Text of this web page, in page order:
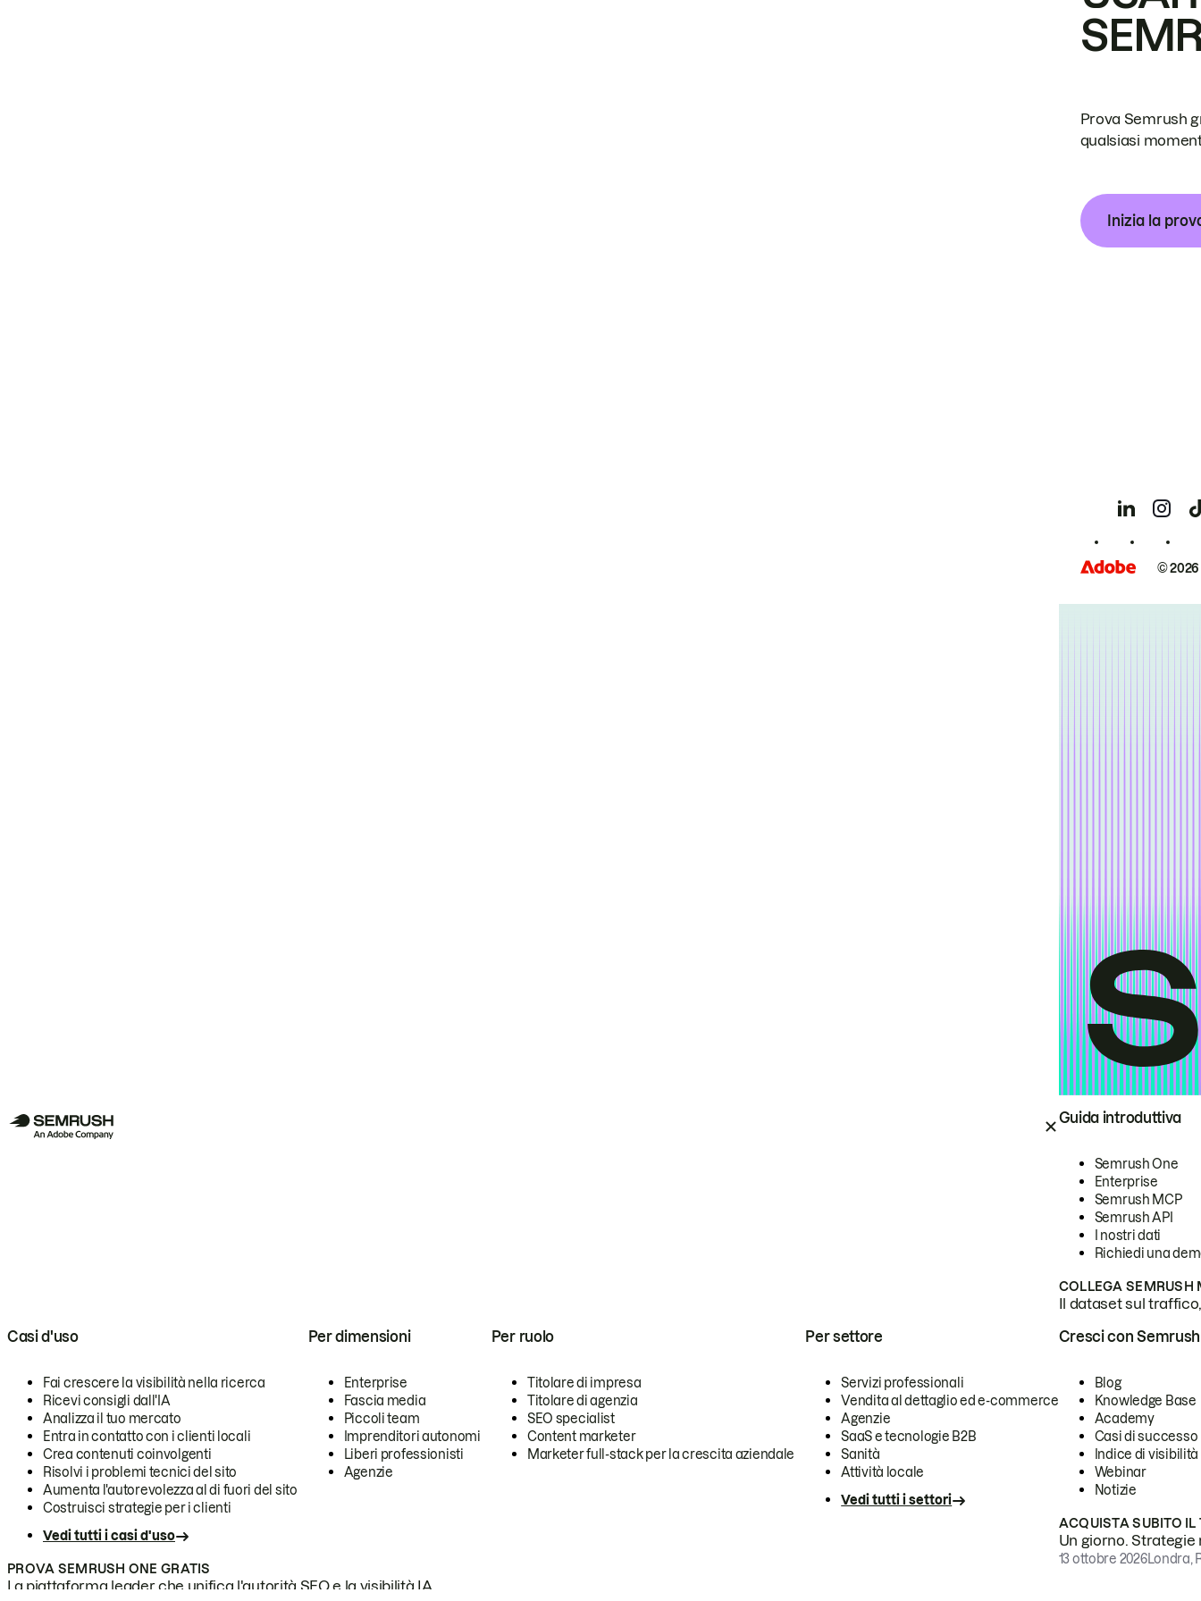
Guida introduttiva
Semrush One
Enterprise
Semrush MCP
Semrush API
I nostri dati
Richiedi una
COLLEGA SEMRUSH
Il dataset sul
Casi d'uso
Fai crescere la visibilità nella ricerca
Ricevi consigli dall'IA
Analizza il tuo mercato
Entra in contatto con i clienti locali
Crea contenuti coinvolgenti
Risolvi i problemi tecnici del sito
Aumenta l'autorevolezza al di fuori del sito
Costruisci strategie per i clienti
Vedi tutti i casi d'uso
Per dimensioni
Enterprise
Fascia media
Piccoli team
Imprenditori autonomi
Liberi professionisti
Agenzie
Per ruolo
Titolare di impresa
Titolare di agenzia
SEO specialist
Content marketer
Marketer full-stack per la crescita aziendale
Per settore
Servizi professionali
Vendita al dettaglio ed e-commerce
Agenzie
SaaS e tecnologie B2B
Sanità
Attività locale
Vedi tutti i settori
PROVA SEMRUSH ONE GRATIS
La piattaforma leader che unifica l'autorità SEO e la visibilità IA.
Cresci con Semrush
Blog
Knowledge Base
Academy
Casi di successo
Indice di visibilità
Webinar
Notizie
ACQUISTA SUBITO IL
Un giorno.
13 ottobre 2026Londra,
Prova Semrush
qualsiasi
Inizia la
©